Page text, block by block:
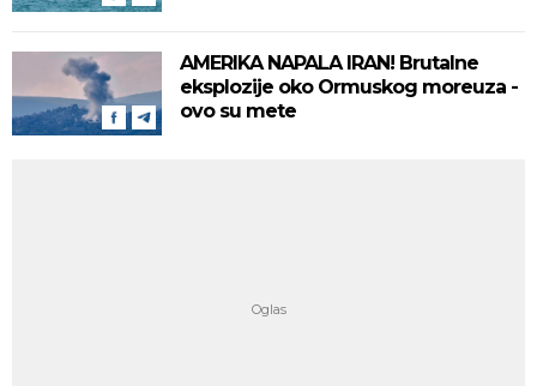
AMERIKA NAPALA IRAN! Brutalne
eksplozije oko Ormuskog moreuza -
ovo su mete